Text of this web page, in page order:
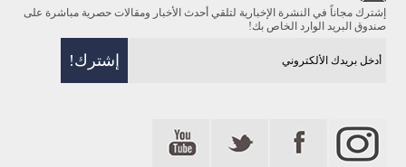
إشترك مجاناً في النشرة الإخبارية لتلقي أحدث الأخبار ومقالات حصرية مباشرة على
صندوق البريد الوارد الخاص بك!